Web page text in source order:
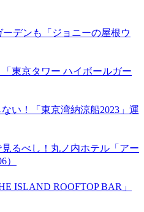
デンも「ジョニーの屋根ウ
東京タワー ハイボールガー
い！「東京湾納涼船2023」運
るべし！丸ノ内ホテル「アー
）
ISLAND ROOFTOP BAR」